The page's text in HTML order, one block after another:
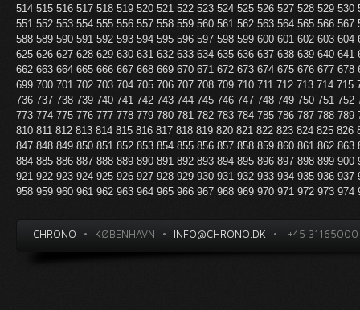
514 515 516 517 518 519 520 521 522 523 524 525 526 527 528 529 530
551 552 553 554 555 556 557 558 559 560 561 562 563 564 565 566 567
588 589 590 591 592 593 594 595 596 597 598 599 600 601 602 603 604
625 626 627 628 629 630 631 632 633 634 635 636 637 638 639 640 641
662 663 664 665 666 667 668 669 670 671 672 673 674 675 676 677 678
699 700 701 702 703 704 705 706 707 708 709 710 711 712 713 714 715
736 737 738 739 740 741 742 743 744 745 746 747 748 749 750 751 752
773 774 775 776 777 778 779 780 781 782 783 784 785 786 787 788 789
810 811 812 813 814 815 816 817 818 819 820 821 822 823 824 825 826
847 848 849 850 851 852 853 854 855 856 857 858 859 860 861 862 863
884 885 886 887 888 889 890 891 892 893 894 895 896 897 898 899 900
921 922 923 924 925 926 927 928 929 930 931 932 933 934 935 936 937
958 959 960 961 962 963 964 965 966 967 968 969 970 971 972 973 974
CHRONO • KØBENHAVN • INFO@CHRONO.DK • +45 31165000